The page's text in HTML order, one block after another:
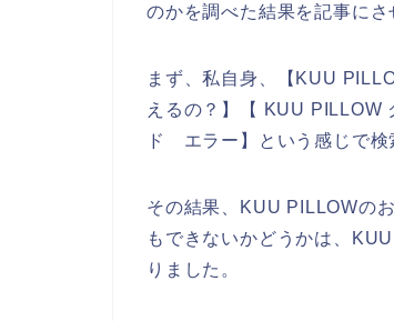
のかを調べた結果を記事にさ
まず、私自身、【KUU
えるの？】【 KUU PILLOW
ド エラー】という感じで検
その結果、KUU PILLOWの
もできないかどうかは、
りました。